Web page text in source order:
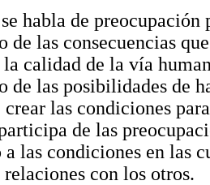
habla de
de las consecuencias
la calidad de la vía
de las posibilidades de
crear las condiciones
de las
a las condiciones en las
relaciones con los otros.